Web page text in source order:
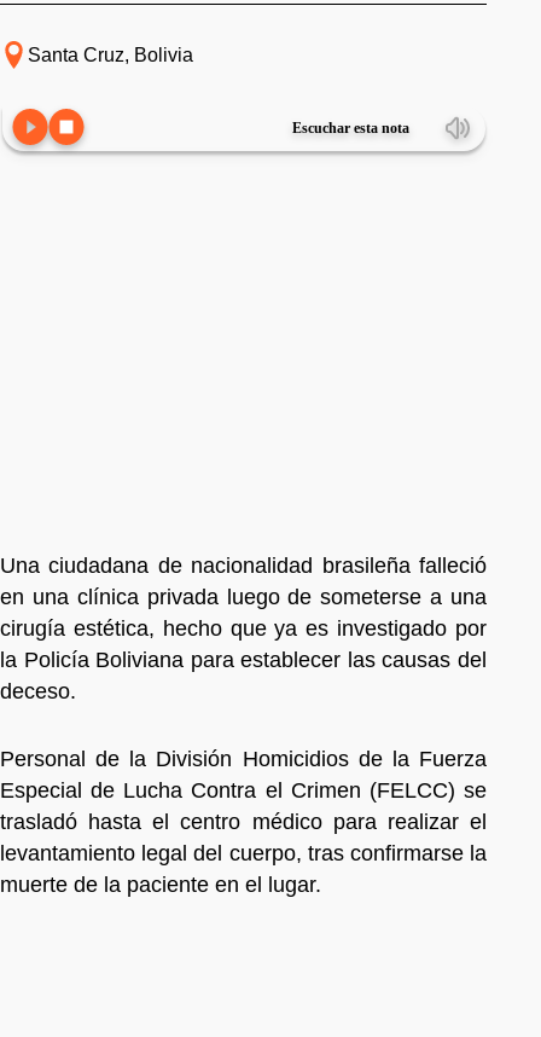
Santa Cruz, Bolivia
Escuchar esta nota
Una ciudadana de nacionalidad brasileña falleció
en una clínica privada luego de someterse a una
cirugía estética, hecho que ya es investigado por
la Policía Boliviana para establecer las causas del
deceso.
Personal de la División Homicidios de la Fuerza
Especial de Lucha Contra el Crimen (FELCC) se
trasladó hasta el centro médico para realizar el
levantamiento legal del cuerpo, tras confirmarse la
muerte de la paciente en el lugar.